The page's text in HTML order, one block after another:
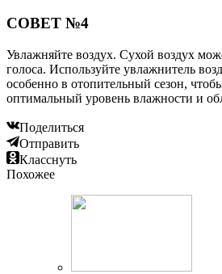
СОВЕТ №4
Увлажняйте воздух. Сухой воздух
голоса. Используйте увлажнитель
особенно в отопительный сезон,
оптимальный уровень влажности и
Поделиться
Отправить
Класснуть
Похожее